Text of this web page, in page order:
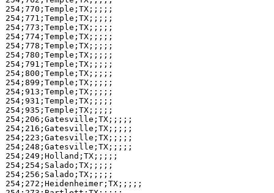
254;770;Temple;TX;;;;;
254;771;Temple;TX;;;;;
254;773;Temple;TX;;;;;
254;774;Temple;TX;;;;;
254;778;Temple;TX;;;;;
254;780;Temple;TX;;;;;
254;791;Temple;TX;;;;;
254;800;Temple;TX;;;;;
254;899;Temple;TX;;;;;
254;913;Temple;TX;;;;;
254;931;Temple;TX;;;;;
254;935;Temple;TX;;;;;
254;206;Gatesville;TX;;;;;
254;216;Gatesville;TX;;;;;
254;223;Gatesville;TX;;;;;
254;248;Gatesville;TX;;;;;
254;249;Holland;TX;;;;;
254;254;Salado;TX;;;;;
254;256;Salado;TX;;;;;
254;272;Heidenheimer;TX;;;;;